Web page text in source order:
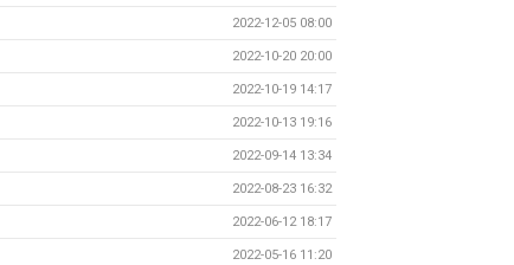
2022-12-05 08:00
2022-10-20 20:00
2022-10-19 14:17
2022-10-13 19:16
2022-09-14 13:34
2022-08-23 16:32
2022-06-12 18:17
2022-05-16 11:20